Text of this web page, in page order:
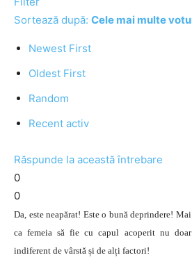
Sortează după: Cele mai multe
Newest First
Oldest First
Random
Recent activ
Răspunde la această întrebare
0
0
Da, este neapărat! Este o bună deprindere!
ca femeia să fie cu capul acoperit nu
indiferent de vârstă și de alți factori!